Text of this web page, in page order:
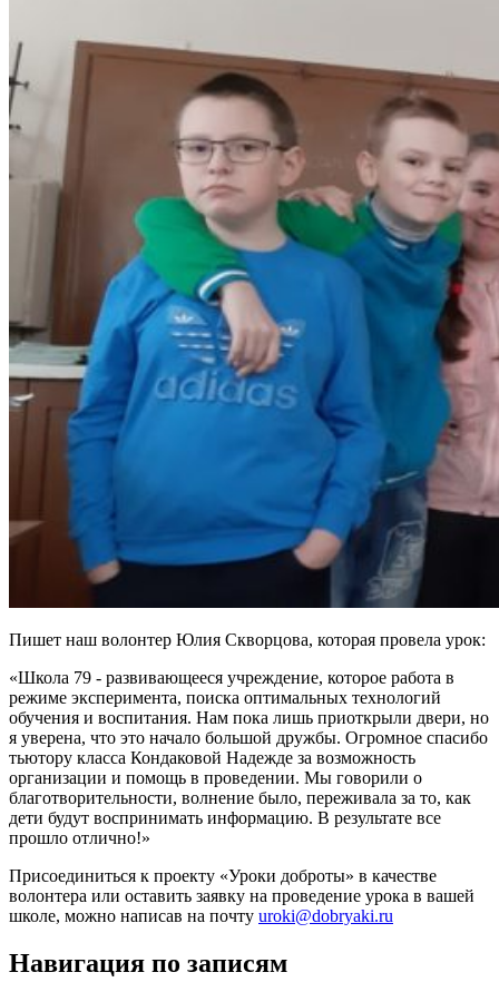
Пишет наш волонтер Юлия Скворцова, которая провела урок:
«Школа 79 - развивающееся учреждение, которое работа в
режиме эксперимента, поиска оптимальных технологий
обучения и воспитания. Нам пока лишь приоткрыли двери, но
я уверена, что это начало большой дружбы. Огромное спасибо
тьютору класса Кондаковой Надежде за возможность
организации и помощь в проведении. Мы говорили о
благотворительности, волнение было, переживала за то, как
дети будут воспринимать информацию. В результате все
прошло отлично!»
Присоединиться к проекту «Уроки доброты» в качестве
волонтера или оставить заявку на проведение урока в вашей
школе, можно написав на почту uroki@dobryaki.ru
Навигация по записям